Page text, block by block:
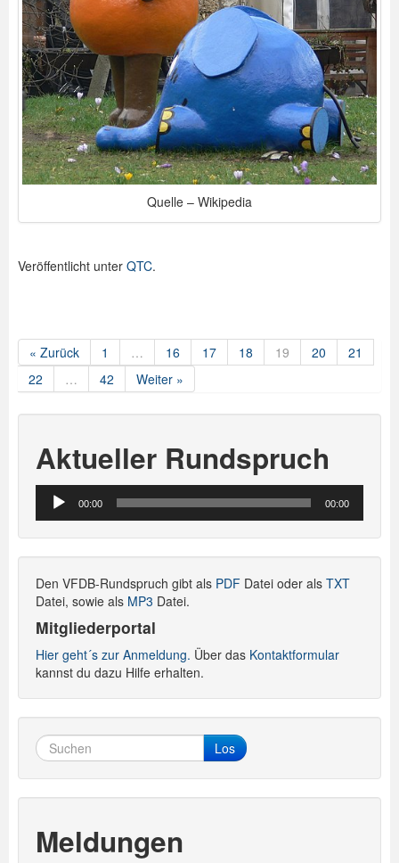
Quelle – Wikipedia
Veröffentlicht unter QTC.
« Zurück 1 … 16 17 18 19 20
21
22
… 42 Weiter »
Aktueller Rundspruch
Audio-
Player
00:00 00:00
Den VFDB-Rundspruch gibt als PDF Datei oder als TXT
Datei, sowie als MP3 Datei.
Mitgliederportal
Hier geht´s zur Anmeldung. Über das Kontaktformular
kannst du dazu Hilfe erhalten.
Los
Meldungen